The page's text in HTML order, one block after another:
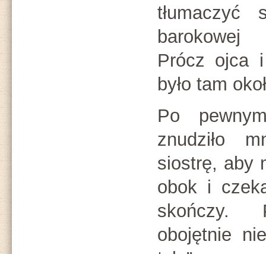
tłumaczyć
barokowej
Prócz ojca
było tam
Po
znudziło
siostrę, aby
obok i
skończy.
obojętnie